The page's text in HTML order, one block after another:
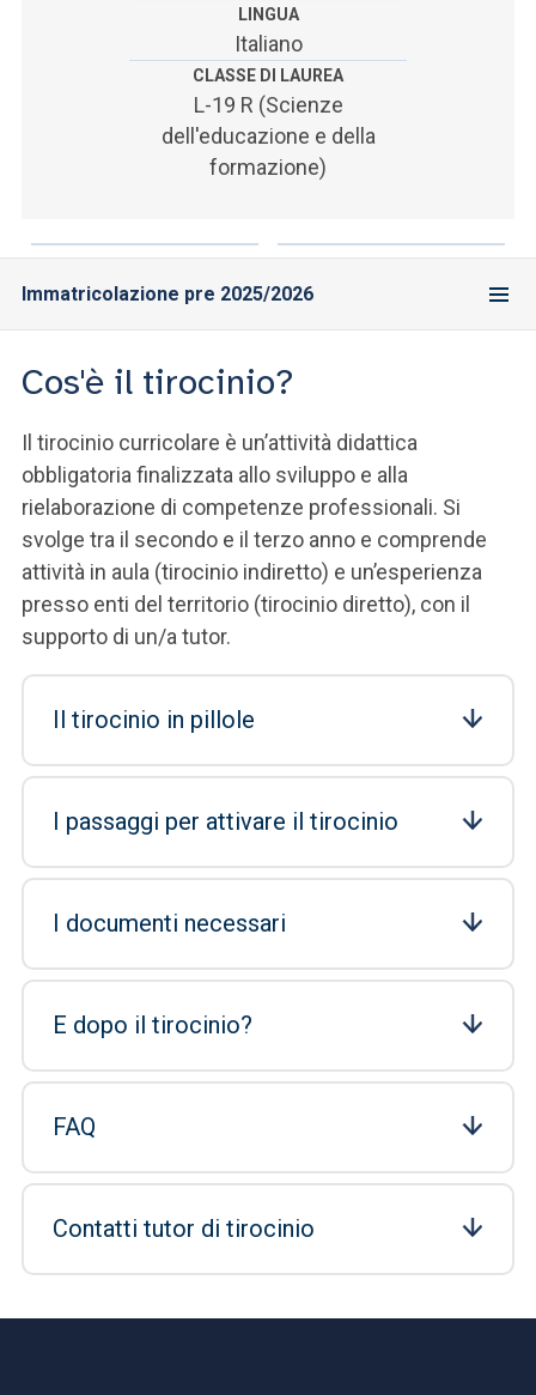
SEI UN DOCENTE O UN MEMBRO DELLO STAFF
ACCEDI A CLOUDMAIL
LINGUA
Italiano
CLASSE DI LAUREA
L-19 R (Scienze
dell'educazione e della
formazione)
Immatricolazione pre 2025/2026
Cos'è il tirocinio?
Il tirocinio curricolare è un’attività didattica
obbligatoria finalizzata allo sviluppo e alla
rielaborazione di competenze professionali. Si
svolge tra il secondo e il terzo anno e comprende
attività in aula (tirocinio indiretto) e un’esperienza
presso enti del territorio (tirocinio diretto), con il
supporto di un/a tutor.
Il tirocinio in pillole
I passaggi per attivare il tirocinio
I documenti necessari
E dopo il tirocinio?
FAQ
Contatti tutor di tirocinio